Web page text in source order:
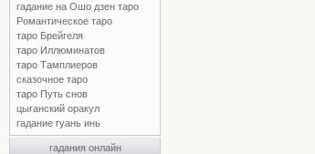
гадание на Ошо дзен таро
Романтическое таро
таро Брейгеля
таро Иллюминатов
таро Тамплиеров
сказочное таро
таро Путь снов
цыганский оракул
гадание гуань инь
гадания онлайн